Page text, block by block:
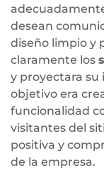
desean
diseño limpio y
claramente los
y proyectara su
objetivo era
funcionalidad
visitantes del
positiva y
de la empresa.